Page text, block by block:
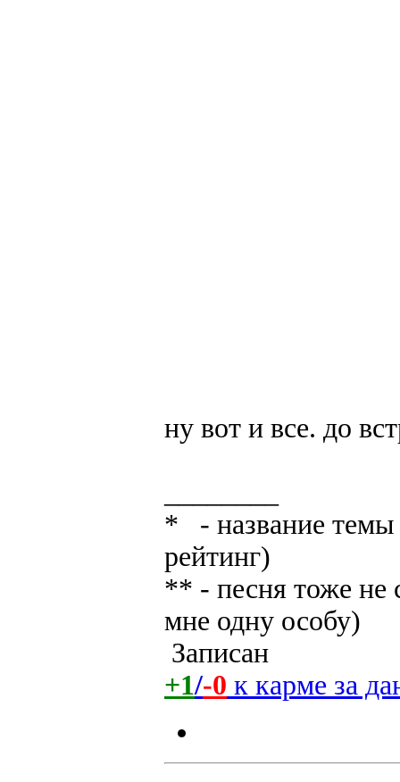
ну вот и все. до
* - название темы
рейтинг)
** - песня тоже не
мне одну особу)
Записан
+1/-0 к карме за